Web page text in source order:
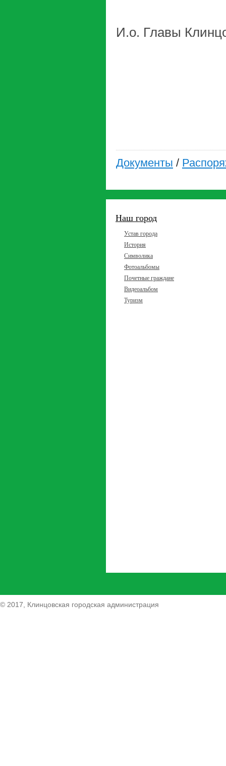
И.о. Главы
Документы /
Наш город
Устав города
История
Символика
Фотоальбомы
Почетные граждане
Видеоальбом
Туризм
© 2017, Клинцовская городская администрация